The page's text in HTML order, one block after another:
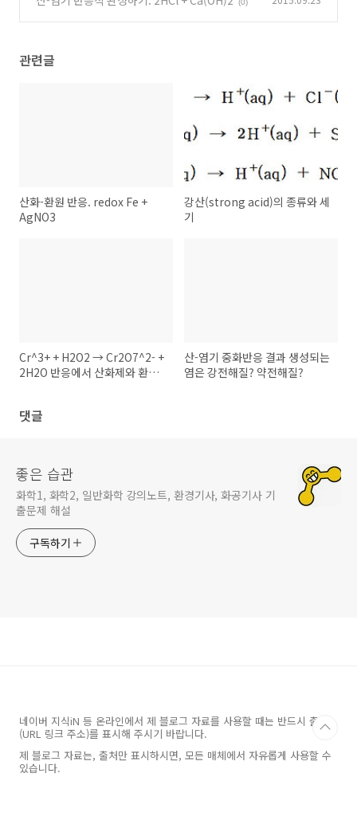
(0)
관련글
산화-환원 반응. redox Fe +
AgNO3
강산(strong acid)의 종류와 세
기
Cr^3+ + H2O2 → Cr2O7^2- +
2H2O 반응에서 산화제와 환원
산-염기 중화반응 결과 생성되는
염은 강전해질? 약전해질?
댓글
좋은 습관
화학1, 화학2, 일반화학 강의노트, 환경기사, 화공기사 기
출문제 해설
구독하기
네이버 지식iN 등 온라인에서 제 블로그 자료를 사용할 때는 반드시 출처
(URL 링크 주소)를 표시해 주시기 바랍니다.
제 블로그 자료는, 출처만 표시하시면, 모든 매체에서 자유롭게 사용할 수
있습니다.